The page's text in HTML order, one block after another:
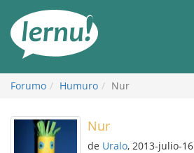
enhavo
Forumo Humuro Nur
Nur
de Uralo, 2013-julio-16